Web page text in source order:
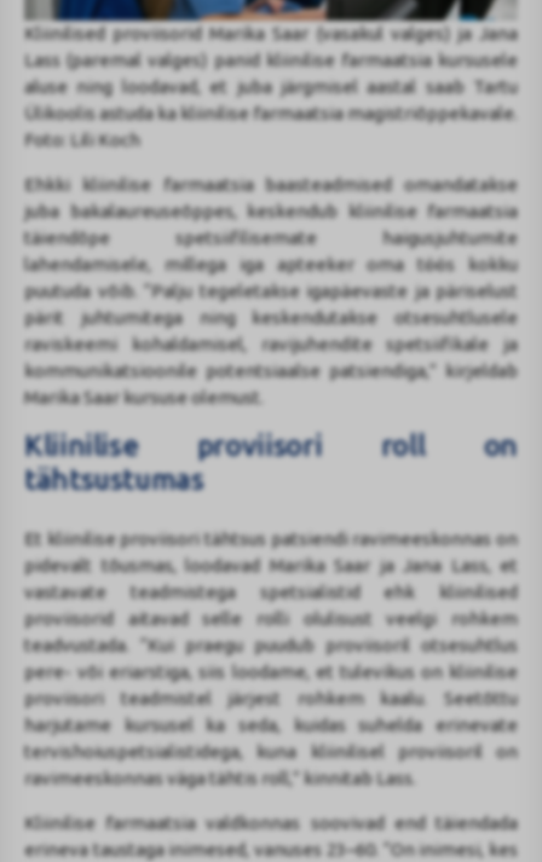
Kliinilised proviisorid Marika Saar (vasakul valges) ja Jana
Lass (paremal valges) panid kliinilise farmaatsia kursusele
aluse ning loodavad, et juba järgmisel aastal saab Tartu
Ülikoolis astuda ka kliinilise farmaatsia magistriõppekavale.
Foto: Lili Koch
Ehkki kliinilise farmaatsia baasteadmised omandatakse
juba bakalaureuseõppes, keskendub kliinilise farmaatsia
täiendõpe spetsiifilisemate haigusjuhtumite
lahendamisele, millega iga apteeker oma töös kokku
puutuda võib. “Palju tegeletakse igapäevaste ja päriselust
pärit juhtumitega ning keskendutakse otsesuhtlusele
raviskeemi kohaldamisel, ravijuhendite spetsiifikale ja
kommunikatsioonile potentsiaalse patsiendiga,” kirjeldab
Marika Saar kursuse olemust.
Kliinilise proviisori roll on
tähtsustumas
Et kliinilise proviisori tähtsus patsiendi ravimeeskonnas on
pidevalt tõusmas, loodavad Marika Saar ja Jana Lass, et
vastavate teadmistega spetsialistid ehk kliinilised
proviisorid aitavad selle rolli olulisust veelgi rohkem
teadvustada. “Kui praegu puudub proviisoril otsesuhtlus
pere- või eriarstiga, siis loodame, et tulevikus on kliinilise
proviisori teadmistel järjest rohkem kaalu. Seetõttu
harjutame kursusel ka seda, kuidas suhelda erinevate
tervishoiuspetsialistidega, kuna kliinilisel proviisoril on
ravimeeskonnas väga tähtis roll,” kinnitab Lass.
Kliinilise farmaatsia valdkonnas soovivad end täiendada
erineva taustaga inimesed, vanuses 23–60. “On inimesi, kes